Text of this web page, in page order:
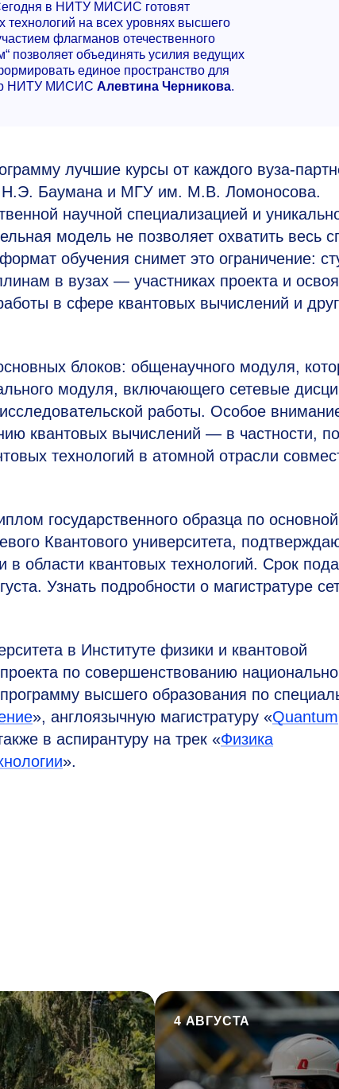
в НИТУ МИСИС готовят
технологий на всех уровнях высшего
флагманов отечественного
позволяет объединять усилия ведущих
единое пространство для
НИТУ МИСИС Алевтина Черникова.
лучшие курсы от каждого вуза-
Баумана и МГУ им. М.В. Ломоносова.
научной специализацией и
модель не позволяет охватить весь
обучения снимет это ограничение:
в вузах — участниках проекта и
в сфере квантовых вычислений и
блоков: общенаучного модуля,
модуля, включающего сетевые
работы. Особое
квантовых вычислений — в частности,
технологий в атомной отрасли
государственного образца по основной
Квантового университета,
области квантовых технологий. Срок
Узнать подробности о магистратуре
в Институте физики и квантовой
по совершенствованию
высшего образования по
», англоязычную магистратуру «Quantum
в аспирантуру на трек «Физика
».
4 АВГУСТА